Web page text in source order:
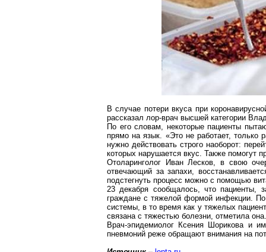
В случае потери вкуса при
рассказал лор-врач высшей категории
По его словам, некоторые пациенты
прямо на язык. «Это не работает, только
нужно действовать строго наоборот:
которых нарушается вкус. Также помогут
Отоларинголог Иван Лесков, в свою
отвечающий за запахи,
подстегнуть процесс можно с помощью
23 декабря сообщалось, что пациенты,
граждане с тяжелой формой инфекции. По
системы, в то время как у тяжелых
связана с тяжестью болезни, отметила она.
Врач-эпидемиолог Ксения Шориковаи
пневмоний реже обращают внимания на